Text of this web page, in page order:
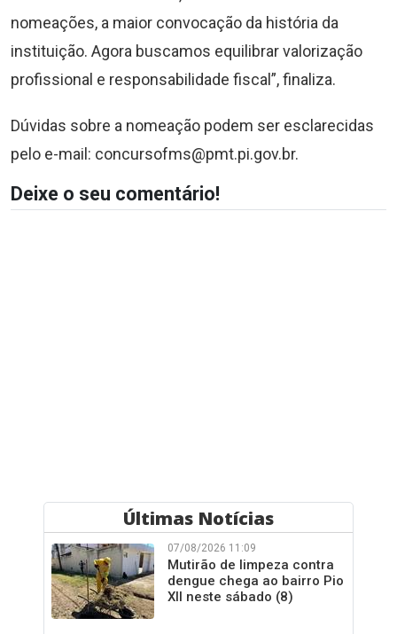
nomeações, a maior convocação da história da
instituição. Agora buscamos equilibrar valorização
profissional e responsabilidade fiscal”, finaliza.
Dúvidas sobre a nomeação podem ser esclarecidas
pelo e-mail: concursofms@pmt.pi.gov.br.
Deixe o seu comentário!
Últimas Notícias
07/08/2026 11:09
Mutirão de limpeza contra
dengue chega ao bairro Pio
XII neste sábado (8)